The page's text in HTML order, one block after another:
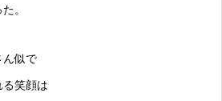
。
ん似で
笑顔は